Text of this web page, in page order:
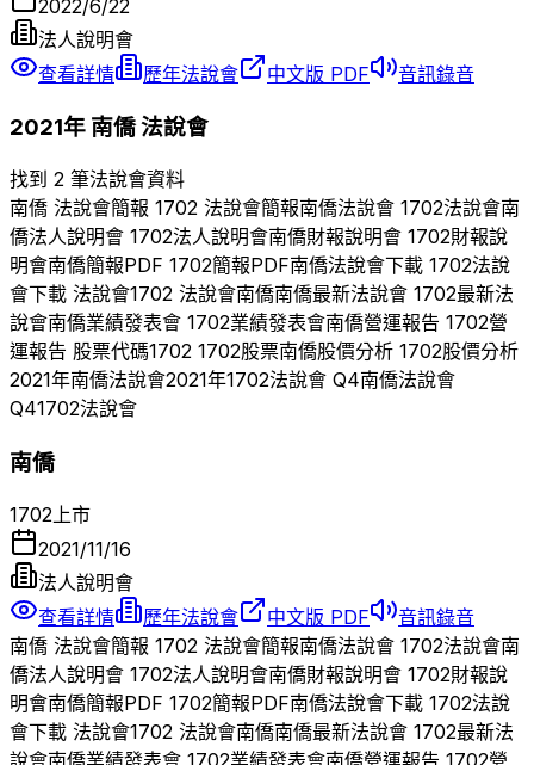
2022/6/22
法人說明會
查看詳情
歷年法說會 中文版 PDF 音訊錄音
2021年 南僑法說會
找到 2 筆法說會資料
南僑 法說會簡報 1702 法說會簡報南僑法說會 1702法說會南
僑法人說明會 1702法人說明會南僑財報說明會 1702財報說
明會南僑簡報PDF 1702簡報PDF南僑法說會下載 1702法說
會下載 法說會1702 法說會南僑南僑最新法說會 1702最新法
說會南僑業績發表會 1702業績發表會南僑營運報告 1702營
運報告 股票代碼1702 1702股票南僑股價分析 1702股價分析
2021年南僑法說會2021年1702法說會 Q4南僑法說會
Q41702法說會
南僑
1702 上市
2021/11/16
法人說明會
查看詳情
歷年法說會 中文版 PDF
音訊錄音
南僑 法說會簡報 1702 法說會簡報南僑法說會 1702法說會南
僑法人說明會 1702法人說明會南僑財報說明會 1702財報說
明會南僑簡報PDF 1702簡報PDF南僑法說會下載 1702法說
會下載 法說會1702 法說會南僑南僑最新法說會 1702最新法
說會南僑業績發表會 1702業績發表會南僑營運報告 1702營